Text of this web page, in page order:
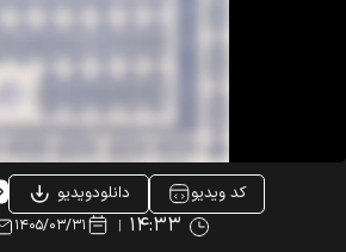
کد ویدیو دانلودویدیو
۱۴:۳۳ ۱۴۰۵/۰۳/۳۱